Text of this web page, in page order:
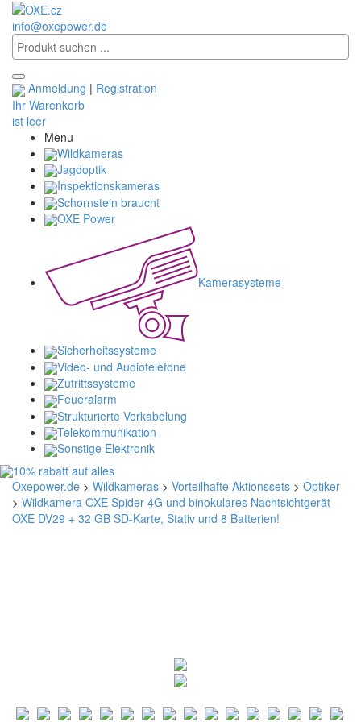
info@oxepower.de
Anmeldung | Registration
Ihr Warenkorb
ist leer
Menu
Wildkameras
Jagdoptik
Inspektionskameras
Schornstein braucht
OXE Power
Kamerasysteme
Sicherheitssysteme
Video- und Audiotelefone
Zutrittssysteme
Feueralarm
Strukturierte Verkabelung
Telekommunikation
Sonstige Elektronik
Oxepower.de > Wildkameras > Vorteilhafte Aktionssets > Optiker
> Wildkamera OXE Spider 4G und binokulares Nachtsichtgerät
OXE DV29 + 32 GB SD-Karte, Stativ und 8 Batterien!